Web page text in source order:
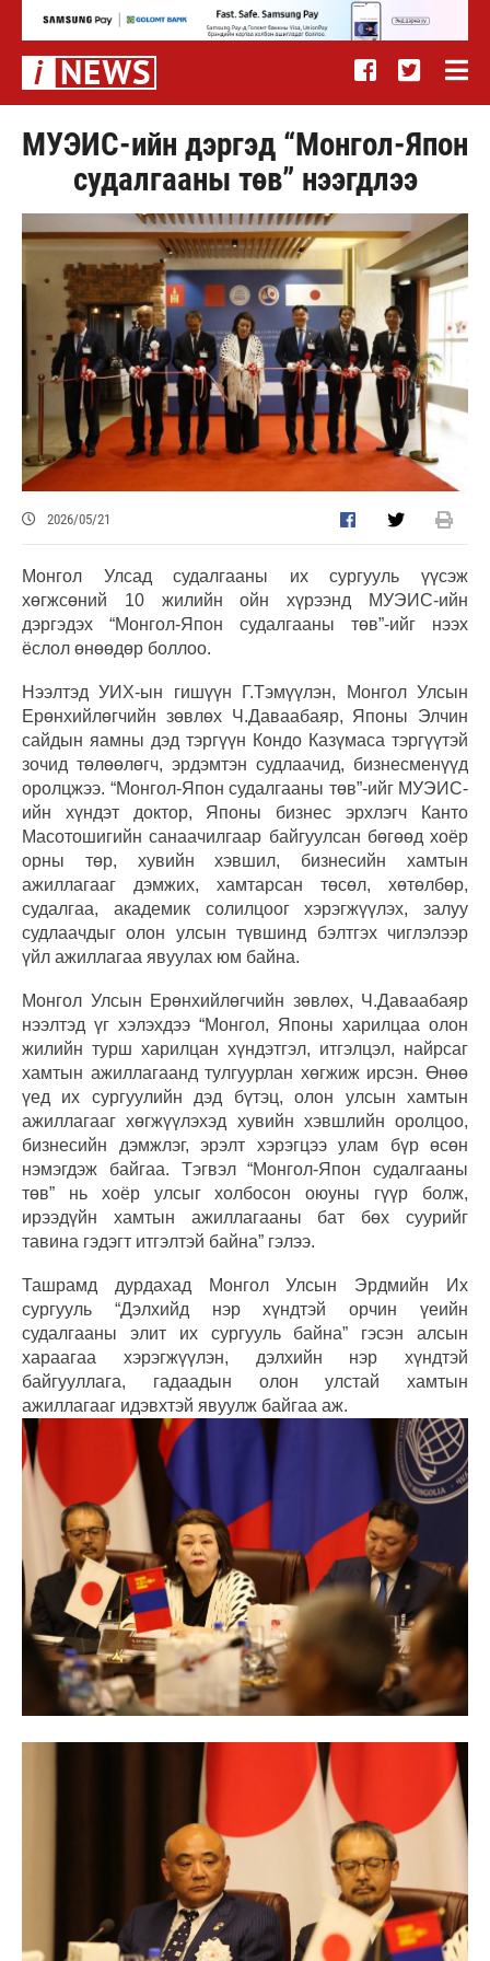
МУЭИС-ийн дэргэд “Монгол-Япон
судалгааны төв” нээгдлээ
2026/05/21
Монгол Улсад судалгааны их сургууль үүсэж
хөгжсөний 10 жилийн ойн хүрээнд МУЭИС-ийн
дэргэдэх “Монгол-Япон судалгааны төв”-ийг нээх
ёслол өнөөдөр боллоо.
Нээлтэд УИХ-ын гишүүн Г.Тэмүүлэн, Монгол Улсын
Ерөнхийлөгчийн зөвлөх Ч.Даваабаяр, Японы Элчин
сайдын яамны дэд тэргүүн Кондо Казүмаса тэргүүтэй
зочид төлөөлөгч, эрдэмтэн судлаачид, бизнесменүүд
оролцжээ. “Монгол-Япон судалгааны төв”-ийг МУЭИС-
ийн хүндэт доктор, Японы бизнес эрхлэгч Канто
Масотошигийн санаачилгаар байгуулсан бөгөөд хоёр
орны төр, хувийн хэвшил, бизнесийн хамтын
ажиллагааг дэмжих, хамтарсан төсөл, хөтөлбөр,
судалгаа, академик солилцоог хэрэгжүүлэх, залуу
судлаачдыг олон улсын түвшинд бэлтгэх чиглэлээр
үйл ажиллагаа явуулах юм байна.
Монгол Улсын Ерөнхийлөгчийн зөвлөх, Ч.Даваабаяр
нээлтэд үг хэлэхдээ “Монгол, Японы харилцаа олон
жилийн турш харилцан хүндэтгэл, итгэлцэл, найрсаг
хамтын ажиллагаанд тулгуурлан хөгжиж ирсэн. Өнөө
үед их сургуулийн дэд бүтэц, олон улсын хамтын
ажиллагааг хөгжүүлэхэд хувийн хэвшлийн оролцоо,
бизнесийн дэмжлэг, эрэлт хэрэгцээ улам бүр өсөн
нэмэгдэж байгаа. Тэгвэл “Монгол-Япон судалгааны
төв” нь хоёр улсыг холбосон оюуны гүүр болж,
ирээдүйн хамтын ажиллагааны бат бөх суурийг
тавина гэдэгт итгэлтэй байна” гэлээ.
Ташрамд дурдахад Монгол Улсын Эрдмийн Их
сургууль “Дэлхийд нэр хүндтэй орчин үеийн
судалгааны элит их сургууль байна” гэсэн алсын
хараагаа хэрэгжүүлэн, дэлхийн нэр хүндтэй
байгууллага, гадаадын олон улстай хамтын
ажиллагааг идэвхтэй явуулж байгаа аж.